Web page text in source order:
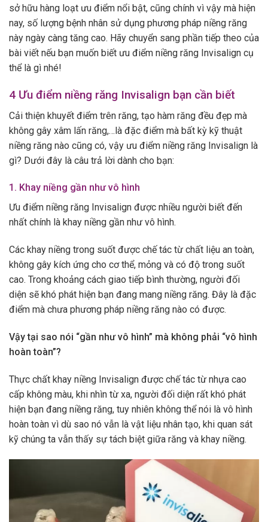
sở hữu hàng loạt ưu điểm nổi bật, cũng chính vì vậy mà hiện
nay, số lượng bệnh nhân sử dụng phương pháp niềng răng
này ngày càng tăng cao. Hãy chuyển sang phần tiếp theo của
bài viết nếu bạn muốn biết ưu điểm niềng răng Invisalign cụ
thể là gì nhé!
4 Ưu điểm niềng răng Invisalign bạn cần biết
Cải thiện khuyết điểm trên răng, tạo hàm răng đều đẹp mà
không gây xâm lấn răng,…là đặc điểm mà bất kỳ kỹ thuật
niềng răng nào cũng có, vậy ưu điểm niềng răng Invisalign là
gì? Dưới đây là câu trả lời dành cho bạn:
1. Khay niềng gần như vô hình
Ưu điểm niềng răng Invisalign được nhiều người biết đến
nhất chính là khay niềng gần như vô hình.
Các khay niềng trong suốt được chế tác từ chất liệu an toàn,
không gây kích ứng cho cơ thể, mỏng và có độ trong suốt
cao. Trong khoảng cách giao tiếp bình thường, người đối
diện sẽ khó phát hiện bạn đang mang niềng răng. Đây là đặc
điểm mà chưa phương pháp niềng răng nào có được.
Vậy tại sao nói “gần như vô hình” mà không phải “vô hình
hoàn toàn”?
Thực chất khay niềng Invisalign được chế tác từ nhựa cao
cấp không màu, khi nhìn từ xa, người đối diện rất khó phát
hiện bạn đang niềng răng, tuy nhiên không thể nói là vô hình
hoàn toàn vì dù sao nó vẫn là vật liệu nhân tạo, khi quan sát
kỹ chúng ta vẫn thấy sự tách biệt giữa răng và khay niềng.